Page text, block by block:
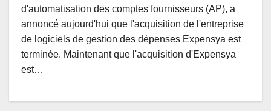
d'automatisation des comptes fournisseurs (AP), a
annoncé aujourd'hui que l'acquisition de l'entreprise
de logiciels de gestion des dépenses Expensya est
terminée. Maintenant que l'acquisition d'Expensya
est…